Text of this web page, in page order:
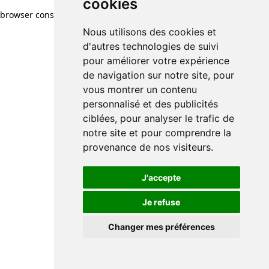
cookies
Nous utilisons des cookies et
d'autres technologies de suivi
pour améliorer votre expérience
de navigation sur notre site, pour
vous montrer un contenu
personnalisé et des publicités
ciblées, pour analyser le trafic de
notre site et pour comprendre la
provenance de nos visiteurs.
J'accepte
Je refuse
Changer mes préférences
browser console for more information)